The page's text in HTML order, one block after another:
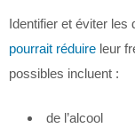
Identifier et éviter les
pourrait réduire leur
possibles incluent :
de l’alcool